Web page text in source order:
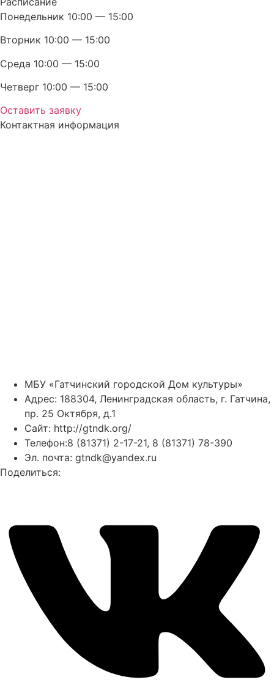
Понедельник 10:00 — 15:00
Вторник 10:00 — 15:00
Среда 10:00 — 15:00
Четверг 10:00 — 15:00
Оставить заявку
Контактная информация
МБУ «Гатчинский городской Дом культуры»
Адрес: 188304, Ленинградская область, г. Гатчина,
пр. 25 Октября, д.1
Сайт: http://gtndk.org/
Телефон:8 (81371) 2-17-21, 8 (81371) 78-390
Эл. почта: gtndk@yandex.ru
Поделиться: